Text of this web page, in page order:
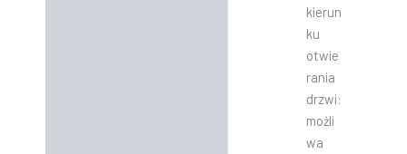
kierun
ku
otwie
rania
drzwi:
możli
wa